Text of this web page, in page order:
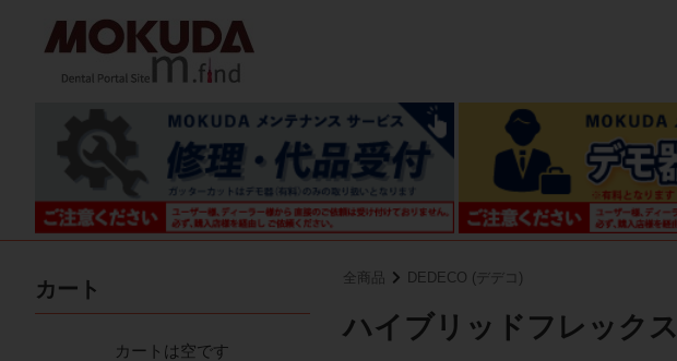
全商品 DEDECO (デデコ)
ハイブリッドフレックス
カート
カートは空です